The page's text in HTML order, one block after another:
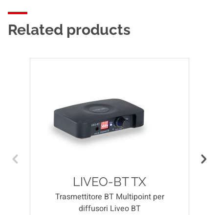
Related products
LIVEO-BT TX
Trasmettitore BT Multipoint per
diffusori Liveo BT